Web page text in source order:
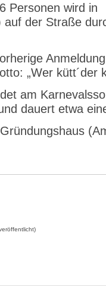
Personen wird in
der Straße
„Wer kütt´der
am
dauert etwa